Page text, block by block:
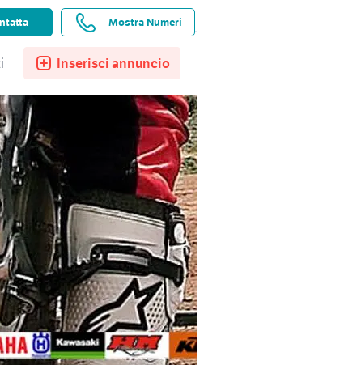
Ricerche salvate Preferiti
Inserisci annuncio
Mostra Numeri